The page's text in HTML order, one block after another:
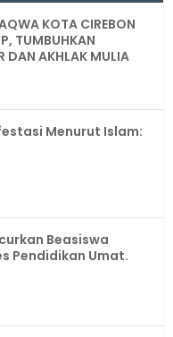
KOTA CIREBON
TUMBUHKAN
DAN AKHLAK MULIA
Menurut Islam:
Beasiswa
Pendidikan Umat.